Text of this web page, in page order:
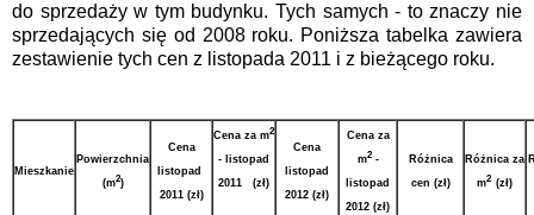
do sprzedaży w tym budynku. Tych samych - to znaczy nie
sprzedających się od 2008 roku. Poniższa tabelka zawiera
zestawienie tych cen z listopada 2011 i z bieżącego roku.
Mieszkanie
Powierzchnia
(m2)
Cena
listopad
2011 (zł)
Cena za m2
- listopad
2011 (zł)
Cena
listopad
2012 (zł)
Cena za
m2-
listopad
2012 (zł)
Różnica
cen (zł)
Różnica za
m2 (zł)